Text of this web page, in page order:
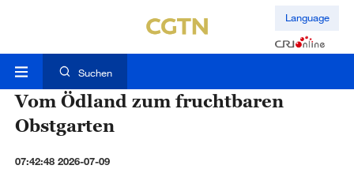
Language
Suchen
Vom Ödland zum fruchtbaren
Obstgarten
07:42:48 2026-07-09